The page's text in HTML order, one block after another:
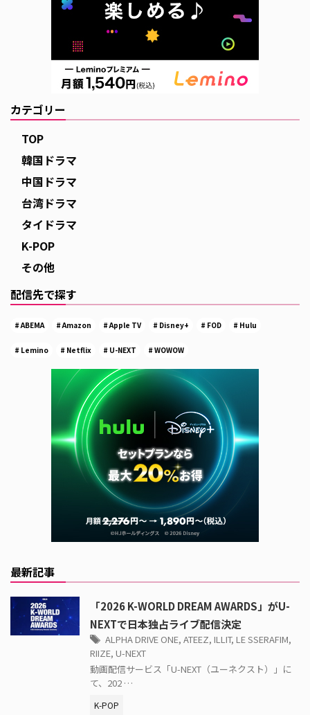
カテゴリー
TOP
韓国ドラマ
中国ドラマ
台湾ドラマ
タイドラマ
K-POP
その他
配信先で探す
ABEMA Amazon Apple TV Disney+ FOD Hulu
Lemino Netflix U-NEXT WOWOW
最新記事
「2026 K-WORLD DREAM AWARDS」がU-
NEXTで日本独占ライブ配信決定
ALPHA DRIVE ONE, ATEEZ, ILLIT, LE SSERAFIM,
RIIZE, U-NEXT
動画配信サービス「U-NEXT（ユーネクスト）」に
て、202 …
K-POP